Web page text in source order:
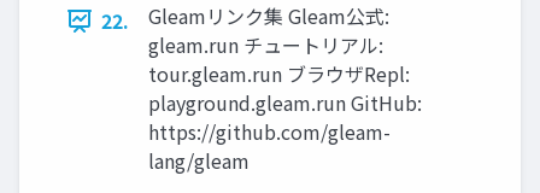
22.
Gleamリンク集 Gleam公式:
gleam.run チュートリアル:
tour.gleam.run ブラウザRepl:
playground.gleam.run GitHub:
https://github.com/gleam-
lang/gleam